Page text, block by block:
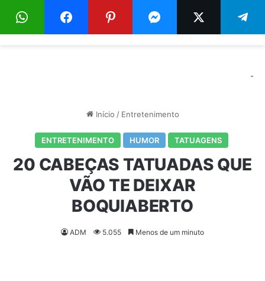
Menu
-
Início / Entretenimento
ENTRETENIMENTO HUMOR TATUAGENS
20 CABEÇAS TATUADAS QUE
VÃO TE DEIXAR
BOQUIABERTO
ADM 5.055 Menos de um minuto